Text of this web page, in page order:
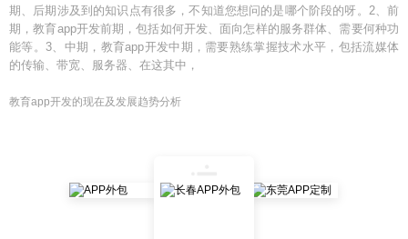
期、后期涉及到的知识点有很多，不知道您想问的是哪个阶段的呀。2、前
期，教育app开发前期，包括如何开发、面向怎样的服务群体、需要何种功
能等。3、中期，教育app开发中期，需要熟练掌握技术水平，包括流媒体
的传输、带宽、服务器、在这其中，
教育app开发的现在及发展趋势分析